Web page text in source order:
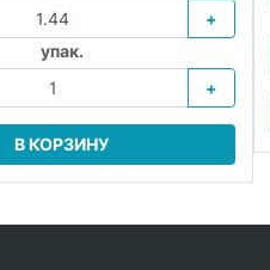
+
упак.
+
В КОРЗИНУ